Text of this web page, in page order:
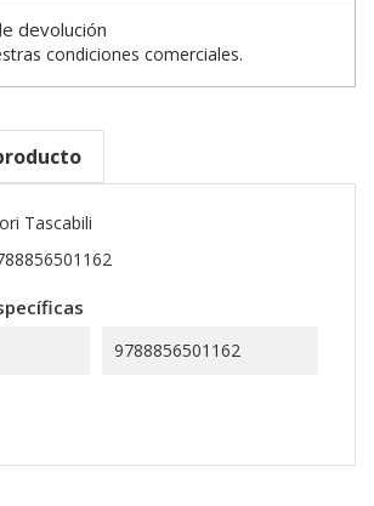
devolución
condiciones comerciales.
Tascabili
9788856501162